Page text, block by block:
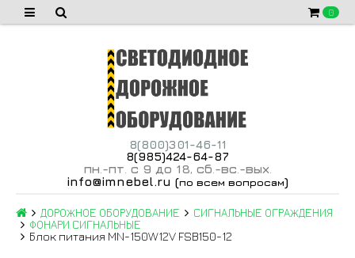
0
8(800)301-46-11
8(985)424-64-87
пн -пт с 9 до 18, сб -вс -вых.
info@imnebel.ru (по всем вопросам)
ДОРОЖНОЕ ОБОРУДОВАНИЕ
СИГНАЛЬНЫЕ ОГРАЖДЕНИЯ
ФОНАРИ СИГНАЛЬНЫЕ
Блок питания MN-150W12V FSB150-12